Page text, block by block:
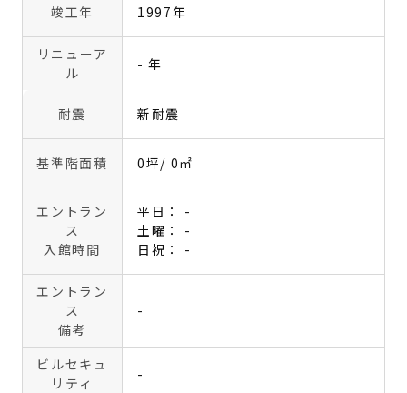
竣工年 1997年
リニューア
ル
- 年
耐震 新耐震
基準階面積 0坪/ 0㎡
エントラン
ス
入館時間
平日： -
土曜： -
日祝： -
エントラン
ス
備考
-
ビルセキュ
リティ
-